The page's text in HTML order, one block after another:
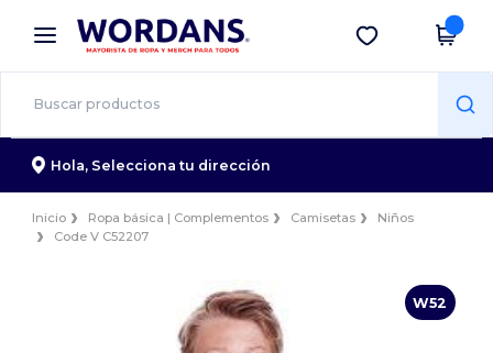
× App de Wordans
¡Mejores precios en app!
Descargar app
Hola, Selecciona tu dirección
Inicio Ropa básica | Complementos Camisetas
Niños
Code V C52207
W52